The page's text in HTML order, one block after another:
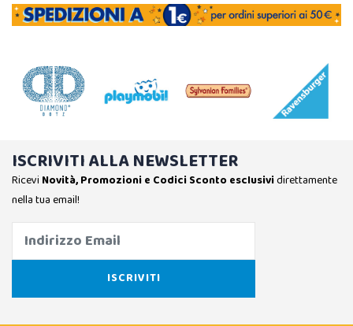
ISCRIVITI ALLA NEWSLETTER
Ricevi Novità, Promozioni e Codici Sconto esclusividirettamente
nella tua email!